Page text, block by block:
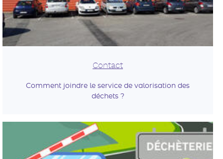
Contact
Comment joindre le service de valorisation des
déchets ?